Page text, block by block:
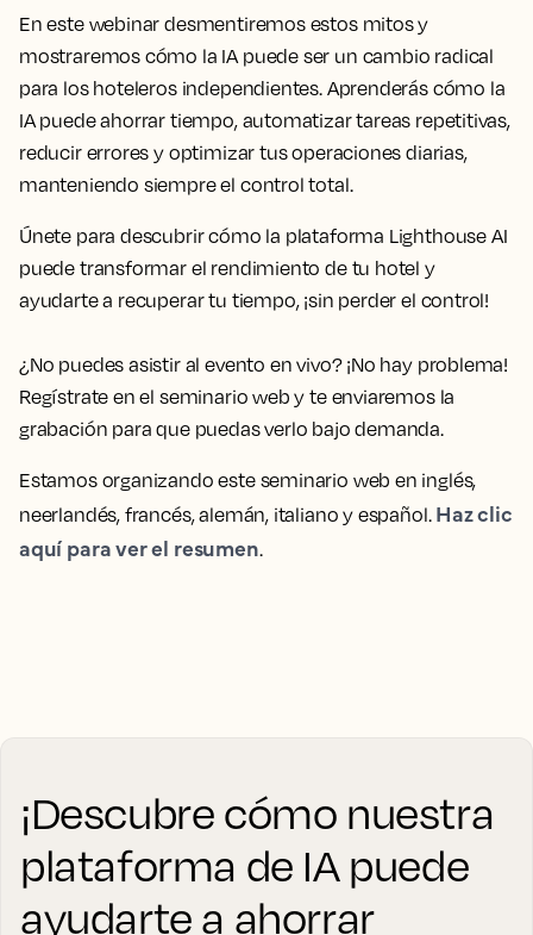
En este webinar desmentiremos estos mitos y
mostraremos cómo la IA puede ser un cambio radical
para los hoteleros independientes. Aprenderás cómo la
IA puede ahorrar tiempo, automatizar tareas repetitivas,
reducir errores y optimizar tus operaciones diarias,
manteniendo siempre el control total.
Únete para descubrir cómo la plataforma Lighthouse AI
puede transformar el rendimiento de tu hotel y
ayudarte a recuperar tu tiempo, ¡sin perder el control!
¿No puedes asistir al evento en vivo? ¡No hay problema!
Regístrate en el seminario web y te enviaremos la
grabación para que puedas verlo bajo demanda.
Estamos organizando este seminario web en inglés,
neerlandés, francés, alemán, italiano y español. Haz clic
aquí para ver el resumen.
¡Descubre cómo nuestra
plataforma de IA puede
ayudarte a ahorrar